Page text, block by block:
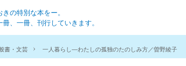
きの特別な本をー。
、一冊、刊行していきます。
書・文芸 一人暮らし―わたしの孤独のたのしみ方／曽野綾子